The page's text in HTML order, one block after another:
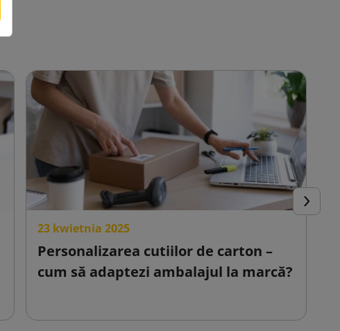
23 kwietnia 2025
Personalizarea cutiilor de carton –
cum să adaptezi ambalajul la marcă?